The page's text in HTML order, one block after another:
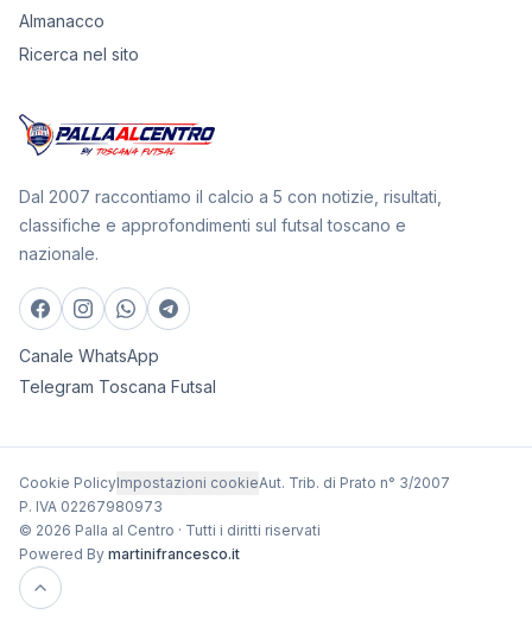
Almanacco
Ricerca nel sito
Dal 2007 raccontiamo il calcio a 5 con notizie, risultati,
classifiche e approfondimenti sul futsal toscano e
nazionale.
Canale WhatsApp
Telegram Toscana Futsal
Cookie PolicyImpostazioni cookieAut. Trib. di Prato n° 3/2007
P. IVA 02267980973
© 2026 Palla al Centro · Tutti i diritti riservati
Powered By martinifrancesco.it